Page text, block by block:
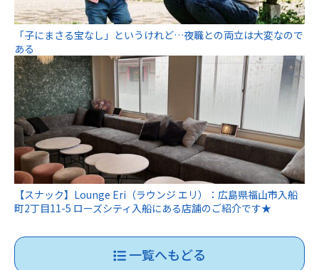
「子にまさる宝なし」というけれど…夜職との両立は大変なので
ある
【スナック】Lounge Eri（ラウンジ エリ）：広島県福山市入船
町2丁目11-5 ローズシティ入船にある店舗のご紹介です★
一覧へもどる